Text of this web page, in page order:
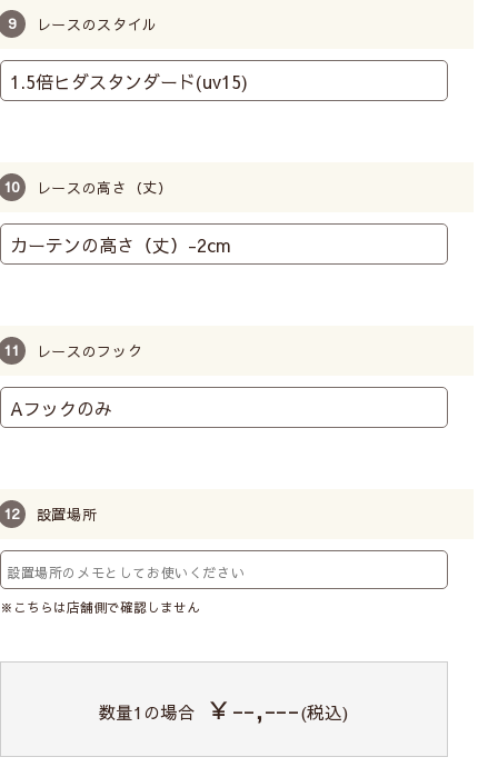
を取り付け、ブラックパネルと温度センサーで温
度を測定。カーテンから約50cm離れた位置に
で温度変化を比較。
遮熱率30.3%
Class１
レースのスタイル
レースの高さ（丈）
レースのフック
設置場所
※こちらは店舗側で確認しません
数量1の場合 ￥--,---(税込)